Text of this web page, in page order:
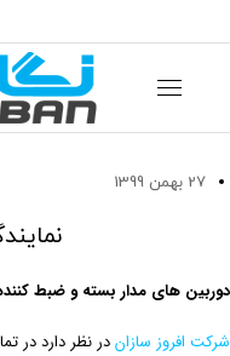
27 بهمن 1399
دوربین های مدار بسته و ضبط
شرکت افروز سازاندر نظر دارد در